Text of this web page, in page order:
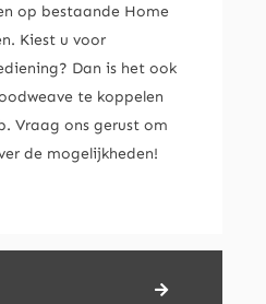
op bestaande Home
Kiest u voor
Dan is het ook
te koppelen
Vraag ons gerust om
de mogelijkheden!